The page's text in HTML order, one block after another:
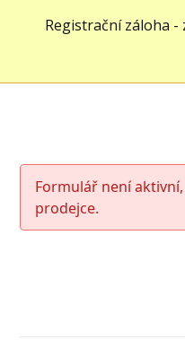
Registrační záloha -
Formulář není
prodejce.